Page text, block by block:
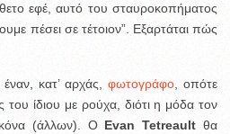
εφέ, αυτό του σταυροκοπήματος
πέσει σε τέτοιον”. Εξαρτάται πώς
κατ’ αρχάς, φωτογράφο, οπότε
του ίδιου με ρούχα, διότι η μόδα τον
(άλλων). Ο Evan Tetreault θα